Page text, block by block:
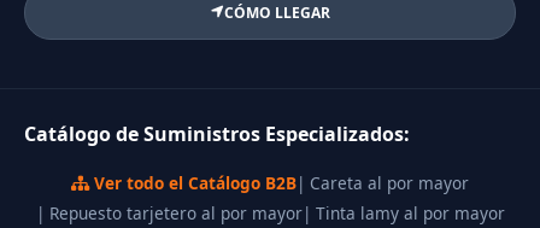
CÓMO LLEGAR
Catálogo de Suministros Especializados:
Ver todo el Catálogo B2B| Careta al por mayor
| Repuesto tarjetero al por mayor| Tinta lamy al por mayor